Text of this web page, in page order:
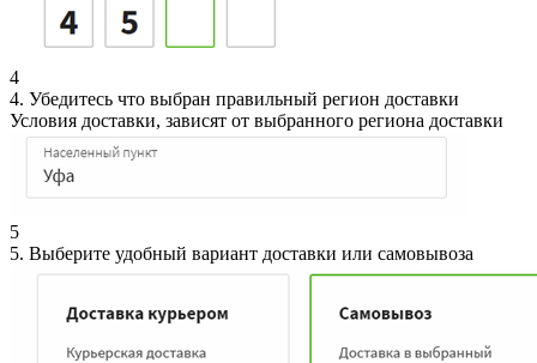
4
4. Убедитесь что выбран правильный регион доставки
Условия доставки, зависят от выбранного региона доставки
5
5. Выберите удобный вариант доставки или самовывоза